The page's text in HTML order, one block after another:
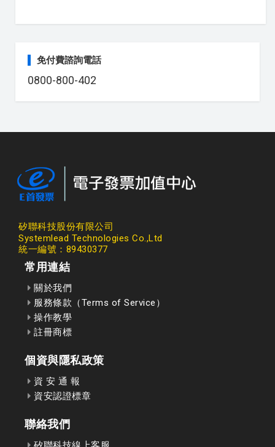
免付費諮詢電話
0800-800-402
矽聯科技股份有限公司
Systemlead Technologies Co.,Ltd
統一編號：89430377
常用連結
關於我們
服務條款（Terms of Service）
操作教學
註冊商標
個資與隱私政策
資 安 通 報
資安認證標章
聯絡我們